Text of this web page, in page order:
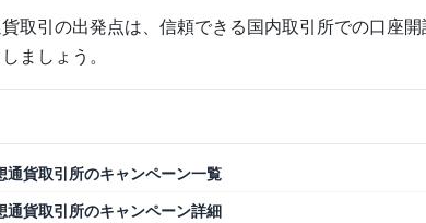
取引の出発点は、信頼できる国内取引所での口座
ましょう。
通貨取引所のキャンペーン一覧
通貨取引所のキャンペーン詳細